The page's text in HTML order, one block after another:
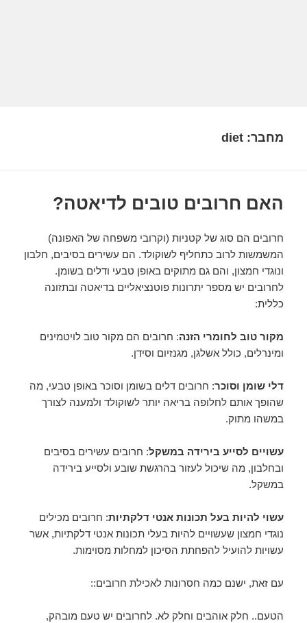
מחבר:diet
האם חרובים טובים לדיאטה?
חרובים הם סוג של קטניות (וקרובי משפחה של האפונה)
המשמשות לרוב כתחליף לשוקולד. הם עשירים בסיבים, חלבון
ונוגדי חמצון, והם גם מתוקים באופן טבעי ודלים בשומן.
לחרובים יש מספר יתרונות פוטנציאליים בדיאטה ובתזונה
כללית:
מקור טוב לחומרי הזנה: חרובים הם מקור טוב לויטמינים
ומינרלים, כולל אשלגן, מגנזיום וסידן.
דלי שומן וסוכר: חרובים דלים בשומן וסוכר באופן טבעי, מה
שהופך אותם לחלופה בריאה יותר לשוקולד ולמענה לצורך
במשהו מתוק.
עשויים לסייע בירידה במשקל: חרובים עשירים בסיבים
ובחלבון, מה שיכול לעזור בהרגשת שובע ולסייע בירידה
במשקל.
עשוי להיות בעל תכונות אנטי דלקתיות: חרובים מכילים
נוגדי חמצון שעשויים להיות בעלי תכונות אנטי דלקתיות, אשר
עשויות להועיל להפחתת הסיכון למחלות מסוימות.
עם זאת, ישנם כמה חסרונות לאכילת חרובים::
הטעם.. חלק אוהבים וחלק לא. לחרובים יש טעם מובהק,